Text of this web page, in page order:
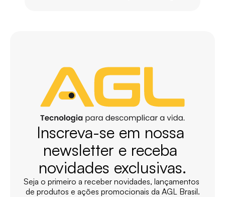
Inscreva-se em nossa
newsletter e receba
novidades exclusivas.
Seja o primeiro a receber novidades, lançamentos
de produtos e ações promocionais da AGL Brasil.